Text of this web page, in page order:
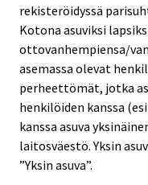
rekisteröidyssä
Kotona asuviksi
ottovanhempiensa/
asemassa olevat
perheettömät, jotka
henkilöiden kanssa
kanssa asuva
laitosväestö. Yksin
”Yksin asuva”.